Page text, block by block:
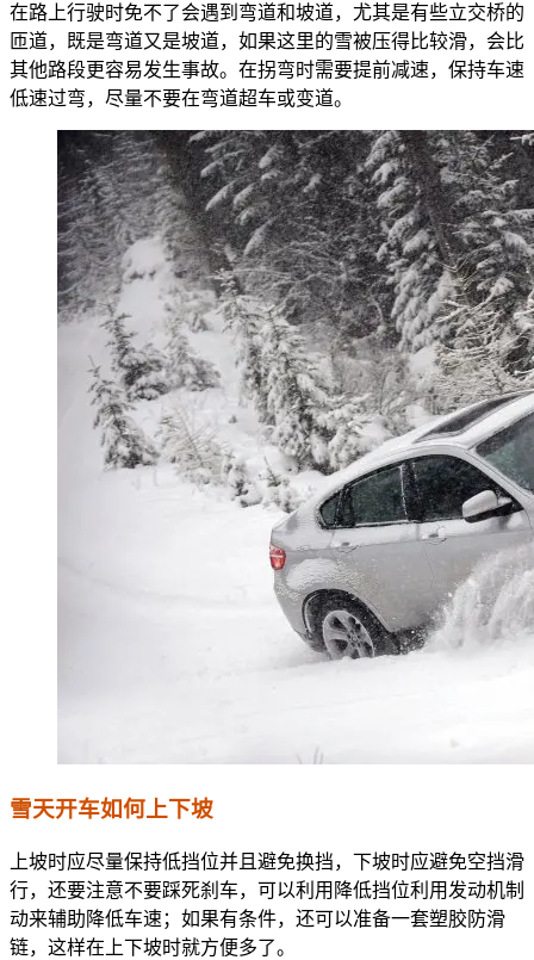
在路上行驶时免不了会遇到弯道和坡道，尤其是有些立交桥的
匝道，既是弯道又是坡道，如果这里的雪被压得比较滑，会比
其他路段更容易发生事故。在拐弯时需要提前减速，保持车速
低速过弯，尽量不要在弯道超车或变道。
雪天开车如何上下坡
上坡时应尽量保持低挡位并且避免换挡，下坡时应避免空挡滑
行，还要注意不要踩死刹车，可以利用降低挡位利用发动机制
动来辅助降低车速；如果有条件，还可以准备一套塑胶防滑
链，这样在上下坡时就方便多了。